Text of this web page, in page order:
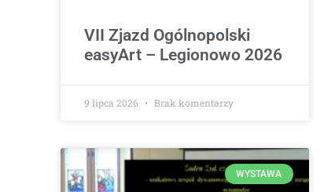
VII Zjazd Ogólnopolski
easyArt – Legionowo 2026
9 lipca 2026 Brak komentarzy
WYSTAWA